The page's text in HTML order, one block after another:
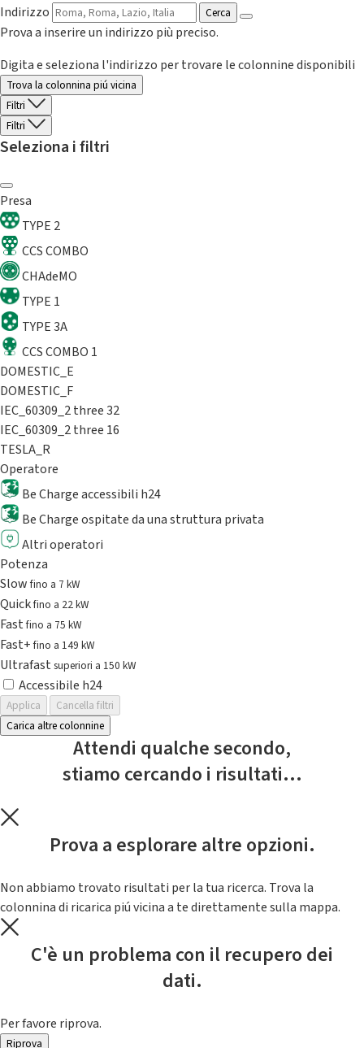
Indirizzo
Cerca
Prova a inserire un indirizzo più preciso.
Digita e seleziona l'indirizzo per trovare le colonnine disponibili
Trova la colonnina piú vicina
Filtri
Filtri
Seleziona i filtri
Presa
TYPE 2
CCS COMBO
CHAdeMO
TYPE 1
TYPE 3A
CCS COMBO 1
DOMESTIC_E
DOMESTIC_F
IEC_60309_2 three 32
IEC_60309_2 three 16
TESLA_R
Operatore
Be Charge accessibili h24
Be Charge ospitate da una struttura privata
Altri operatori
Potenza
Slowfino a 7 kW
Quickfino a 22 kW
Fastfino a 75 kW
Fast+fino a 149 kW
Ultrafast superiori a 150 kW
Accessibile h24
Applica
Cancella filtri
Carica altre colonnine
Attendi qualche secondo,
stiamo cercando i risultati...
Prova a esplorare altre opzioni.
Non abbiamo trovato risultati per la tua ricerca. Trova la
colonnina di ricarica piú vicina a te direttamente sulla mappa.
C'è un problema con il recupero dei
dati.
Per favore riprova.
Riprova